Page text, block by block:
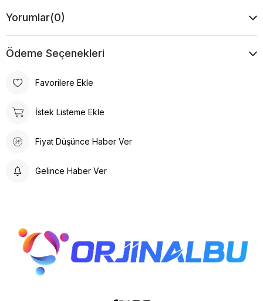
Yorumlar(0)
Ödeme Seçenekleri
Favorilere Ekle
İstek Listeme Ekle
Fiyat Düşünce Haber Ver
Gelince Haber Ver